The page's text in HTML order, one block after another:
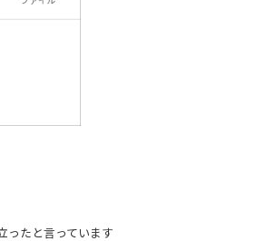
ったと言っています